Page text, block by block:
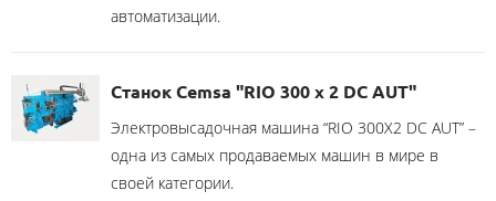
автоматизации.
Станок Cemsa "RIO 300 x 2 DC AUT"
Электровысадочная машина “RIO 300X2 DC AUT” –
одна из самых продаваемых машин в мире в
своей категории.